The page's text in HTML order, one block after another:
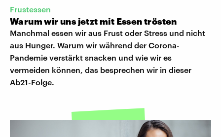
Frustessen
Warum wir uns jetzt mit Essen trösten
Manchmal essen wir aus Frust oder Stress und nicht
aus Hunger. Warum wir während der Corona-
Pandemie verstärkt snacken und wie wir es
vermeiden können, das besprechen wir in dieser
Ab21-Folge.